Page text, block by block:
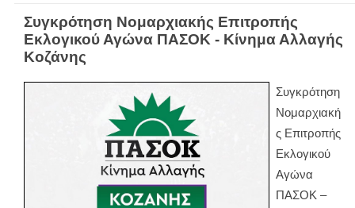
Συγκρότηση Νομαρχιακής Επιτροπής
Εκλογικού Αγώνα ΠΑΣΟΚ - Κίνημα Αλλαγής
Κοζάνης
Συγκρότηση
Νομαρχιακή
ς Επιτροπής
Εκλογικού
Αγώνα
ΠΑΣΟΚ –